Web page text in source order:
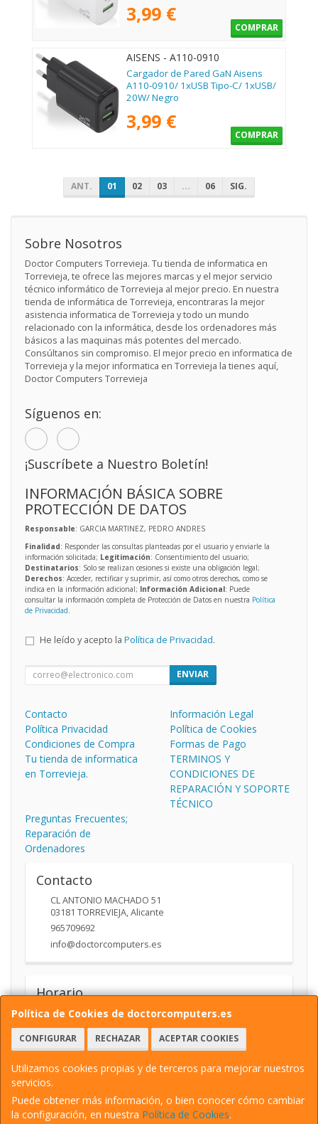
3,99 €
COMPRAR
AISENS - A110-0910
Cargador de Pared GaN Aisens
A110-0910/ 1xUSB Tipo-C/ 1xUSB/
20W/ Negro
3,99 €
COMPRAR
ANT. 01 02 03 ... 06 SIG.
Política de Cookies de doctorcomputers.es
CONFIGURAR RECHAZAR ACEPTAR COOKIES
Utilizamos cookies propias y de terceros para mejorar nuestros
servicios.
Puede obtener más información, o bien conocer cómo cambiar
la configuración, en nuestra Política de Cookies.
Sobre Nosotros
Doctor Computers Torrevieja. Tu tienda de informatica en
Torrevieja, te ofrece las mejores marcas y el mejor servicio
técnico informático de Torrevieja al mejor precio. En nuestra
tienda de informática de Torrevieja, encontraras la mejor
asistencia informatica de Torrevieja y todo un mundo
relacionado con la informática, desde los ordenadores más
básicos a las maquinas más potentes del mercado.
Consúltanos sin compromiso. El mejor precio en informatica de
Torrevieja y la mejor informatica en Torrevieja la tienes aquí,
Doctor Computers Torrevieja
Síguenos en:
¡Suscríbete a Nuestro Boletín!
INFORMACIÓN BÁSICA SOBRE
PROTECCIÓN DE DATOS
Responsable: GARCIA MARTINEZ, PEDRO ANDRES
Finalidad: Responder las consultas planteadas por el usuario y enviarle la
información solicitada; Legitimación: Consentimiento del usuario;
Destinatarios: Solo se realizan cesiones si existe una obligación legal;
Derechos: Acceder, rectificar y suprimir, así como otros derechos, como se
indica en la información adicional; Información Adicional: Puede
consultar la información completa de Protección de Datos en nuestra Política
de Privacidad
He leído y acepto la Política de Privacidad.
ENVIAR
Contacto
Información Legal
Política Privacidad
Política de Cookies
Condiciones de Compra
Formas de Pago
Tu tienda de informatica
en Torrevieja.
TERMINOS Y
CONDICIONES DE
REPARACIÓN Y SOPORTE
TÉCNICO
Preguntas Frecuentes;
Reparación de
Ordenadores
Contacto
CL ANTONIO MACHADO 51
03181 TORREVIEJA,Alicante
965709692
info@doctorcomputers.es
Horario
10:00- 14:00 17:30 -19:30